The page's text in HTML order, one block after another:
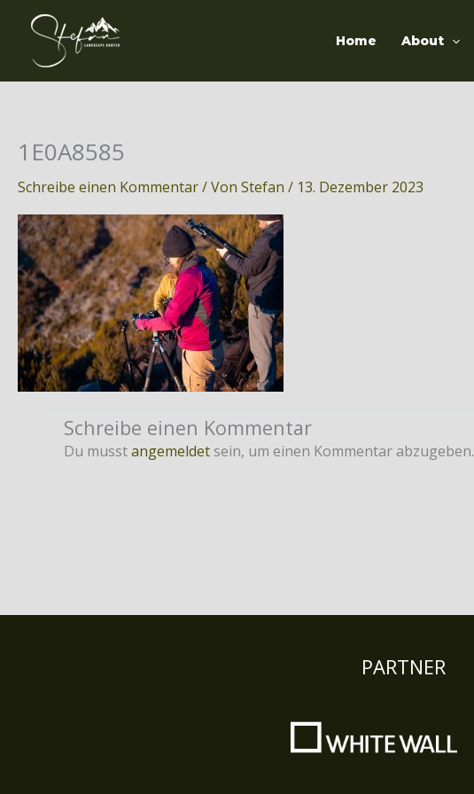
Inhalt
springen
Home About
1E0A8585
Schreibe einen Kommentar/ Von Stefan / 13. Dezember 2023
Schreibe einen Kommentar
Du musstangemeldet sein, um einen Kommentar abzugeben.
PARTNER